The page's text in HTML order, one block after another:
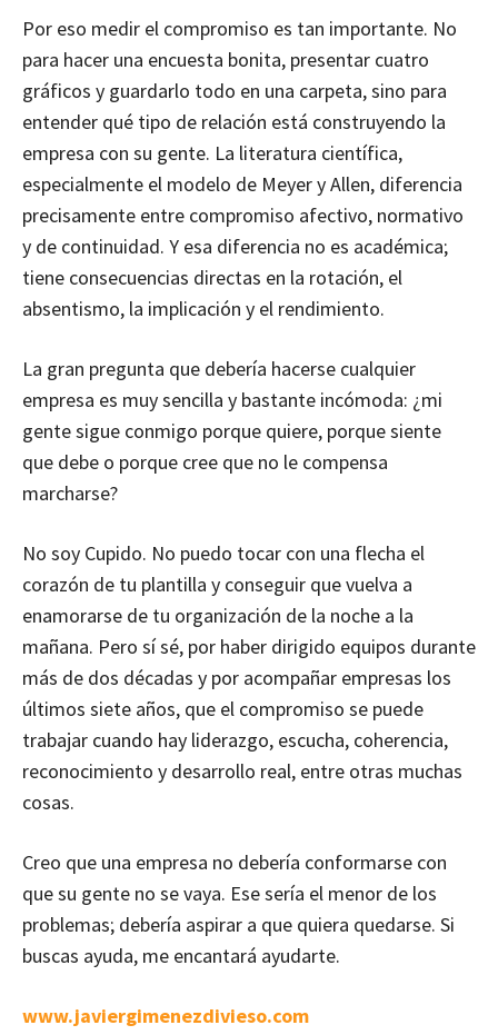
Por eso medir el compromiso es tan importante. No
para hacer una encuesta bonita, presentar cuatro
gráficos y guardarlo todo en una carpeta, sino para
entender qué tipo de relación está construyendo la
empresa con su gente. La literatura científica,
especialmente el modelo de Meyer y Allen, diferencia
precisamente entre compromiso afectivo, normativo
y de continuidad. Y esa diferencia no es académica;
tiene consecuencias directas en la rotación, el
absentismo, la implicación y el rendimiento.
La gran pregunta que debería hacerse cualquier
empresa es muy sencilla y bastante incómoda: ¿mi
gente sigue conmigo porque quiere, porque siente
que debe o porque cree que no le compensa
marcharse?
No soy Cupido. No puedo tocar con una flecha el
corazón de tu plantilla y conseguir que vuelva a
enamorarse de tu organización de la noche a la
mañana. Pero sí sé, por haber dirigido equipos durante
más de dos décadas y por acompañar empresas los
últimos siete años, que el compromiso se puede
trabajar cuando hay liderazgo, escucha, coherencia,
reconocimiento y desarrollo real, entre otras muchas
cosas.
Creo que una empresa no debería conformarse con
que su gente no se vaya. Ese sería el menor de los
problemas; debería aspirar a que quiera quedarse. Si
buscas ayuda, me encantará ayudarte.
www.javiergimenezdivieso.com